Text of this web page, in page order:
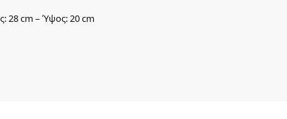
28 cm – Ύψος: 20 cm